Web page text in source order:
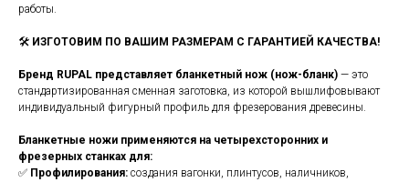
работы.
🛠️ ИЗГОТОВИМ ПО ВАШИМ РАЗМЕРАМ С ГАРАНТИЕЙ КАЧЕСТВА!
Бренд RUPAL представляет бланкетный нож (нож-бланк) — это
стандартизированная сменная заготовка, из которой вышлифовывают
индивидуальный фигурный профиль для фрезерования древесины.
Бланкетные ножи применяются на четырехсторонних и
фрезерных станках для:
✅ Профилирования: создания вагонки, плинтусов, наличников,